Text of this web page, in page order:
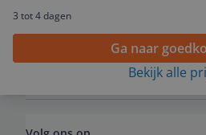
3 tot 4 dagen
Ga naar
Bekijk alle
Algemeen